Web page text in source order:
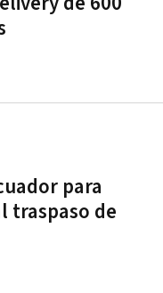
para
traspaso de